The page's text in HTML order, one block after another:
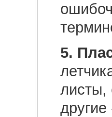
5.
листы,